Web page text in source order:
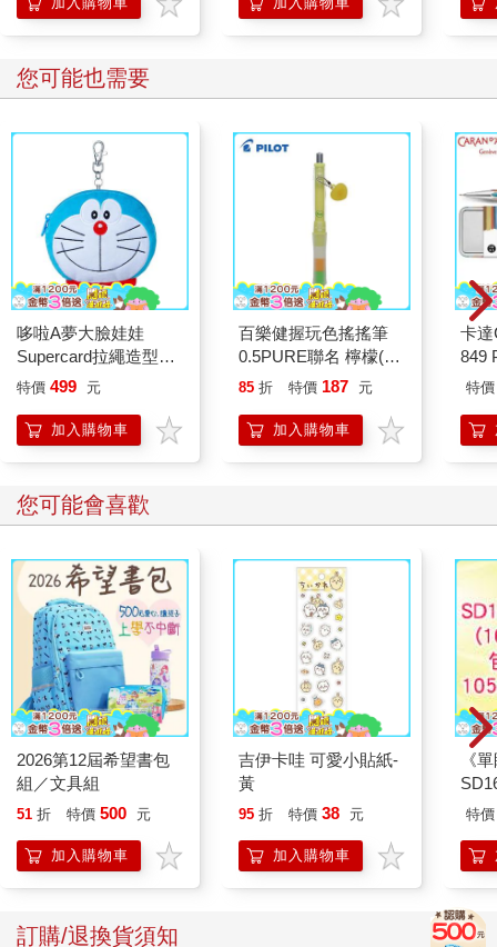
您可能也需要
哆啦A夢大臉娃娃
Supercard拉繩造型悠
遊卡【受託代銷】
特價 499 元
加入購物車
百樂健握玩色搖搖筆
0.5PURE聯名 檸檬(限
量)
85 折 特價 187 元
加入購物車
卡
849
筆
特價
您可能會喜歡
2026第12屆希望書包
組／文具組
51 折 特價 500 元
加入購物車
吉伊卡哇 可愛小貼紙-
黃
95 折 特價 38 元
加入購物車
《
特價
訂購/退換貨須知